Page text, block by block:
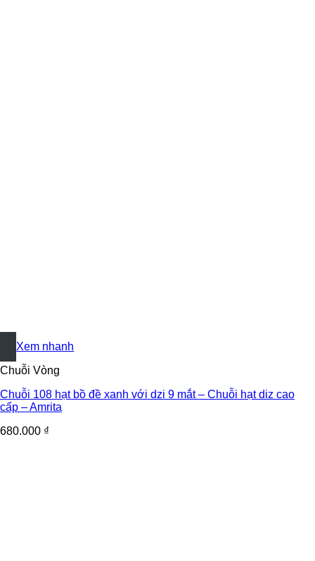
+
Xem nhanh
Chuỗi Vòng
Chuỗi 108 hạt bồ đề xanh với dzi 9 mắt – Chuỗi hạt diz cao
cấp – Amrita
680.000 ₫